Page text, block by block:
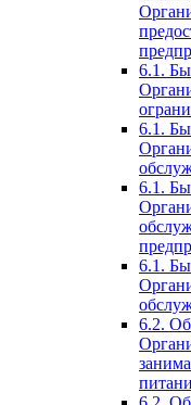
6.1.
6.1.
6.1.
6.1.
6.2.